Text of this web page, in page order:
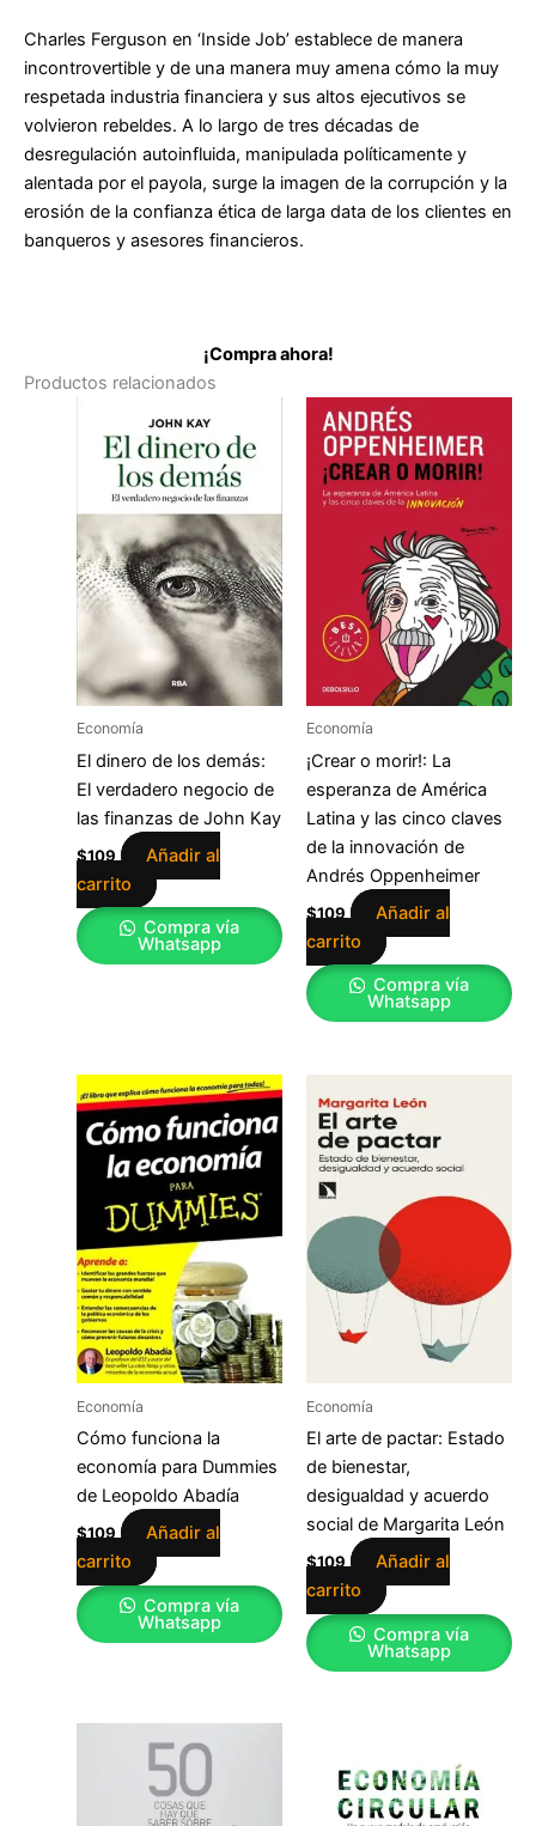
Charles Ferguson en ‘Inside Job’ establece de manera
incontrovertible y de una manera muy amena cómo la muy
respetada industria financiera y sus altos ejecutivos se
volvieron rebeldes. A lo largo de tres décadas de
desregulación autoinfluida, manipulada políticamente y
alentada por el payola, surge la imagen de la corrupción y la
erosión de la confianza ética de larga data de los clientes en
banqueros y asesores financieros.
¡Compra ahora!
Productos relacionados
Economía
El dinero de los demás:
El verdadero negocio de
las finanzas de John Kay
$109
Añadir al
carrito
Compra vía
Whatsapp
Economía
¡Crear o morir!: La
esperanza de América
Latina y las cinco claves
de la innovación de
Andrés Oppenheimer
$109
Añadir al
carrito
Compra vía
Whatsapp
Economía
Cómo funciona la
economía para Dummies
de Leopoldo Abadía
$109
Añadir al
carrito
Compra vía
Whatsapp
Economía
El arte de pactar: Estado
de bienestar,
desigualdad y acuerdo
social de Margarita León
$109
Añadir al
carrito
Compra vía
Whatsapp